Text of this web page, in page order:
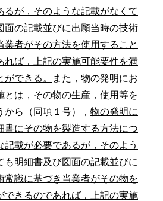
るが，そのような記載がなくて
面の記載並びに出願当時の技術
業者がその方法を使用すること
れば，上記の実施可能要件を満
できる。
また，物の発明にお
とは，その物の生産，使用等を
ら（同項１号）， 物の発明に
書にその物を製造する方法につ
記載が必要であるが，そのよう
も明細書及び図面の記載並びに
常識に基づき当業者がその物を
できるのであれば，上記の実施